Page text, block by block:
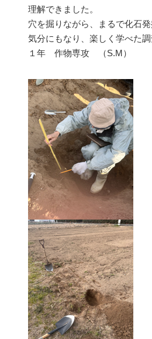
理解できました。
穴を掘りながら、まるで化石
気分にもなり、楽しく学べた調
１年 作物専攻 （S.M）